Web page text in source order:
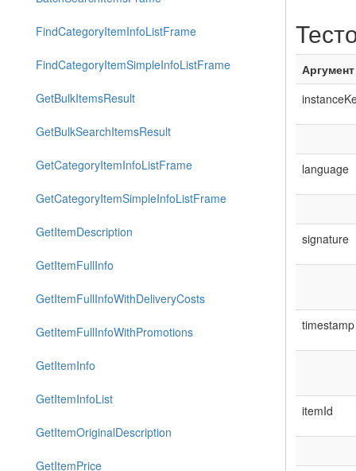
FindCategoryItemInfoListFrame
FindCategoryItemSimpleInfoListFrame
GetBulkItemsResult
GetBulkSearchItemsResult
GetCategoryItemInfoListFrame
GetCategoryItemSimpleInfoListFrame
GetItemDescription
GetItemFullInfo
GetItemFullInfoWithDeliveryCosts
GetItemFullInfoWithPromotions
GetItemInfo
GetItemInfoList
GetItemOriginalDescription
GetItemPrice
Аргумент
language
signature
timestamp
itemId